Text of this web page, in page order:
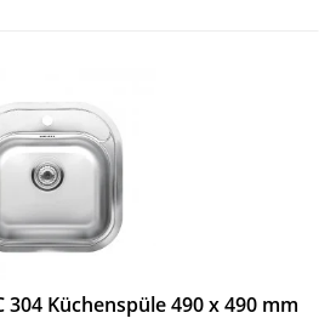
304 Küchenspüle 490 x 490 mm